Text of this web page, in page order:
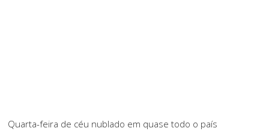
Quarta-feira de céu nublado em quase todo o país